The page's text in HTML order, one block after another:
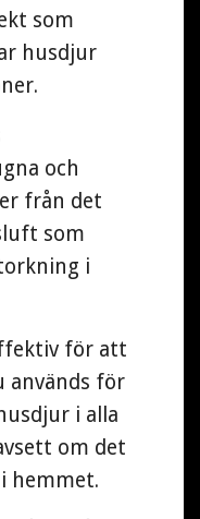
som
husdjur
och
från det
som
i
för att
används för
i alla
om det
hemmet.